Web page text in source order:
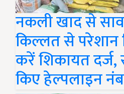
नकली खाद से
किल्लत से परेशान
करें शिकायत दर्ज,
किए हेल्पलाइन